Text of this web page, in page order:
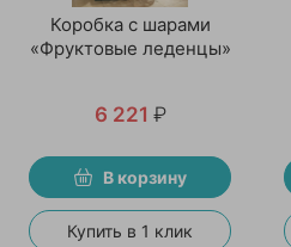
Коробка с шарами
«Фруктовые леденцы»
6 221 ₽
В корзину
Купить в 1 клик